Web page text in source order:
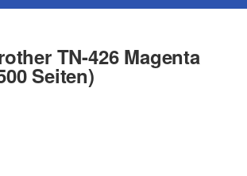
TN-426 Magenta
Seiten)